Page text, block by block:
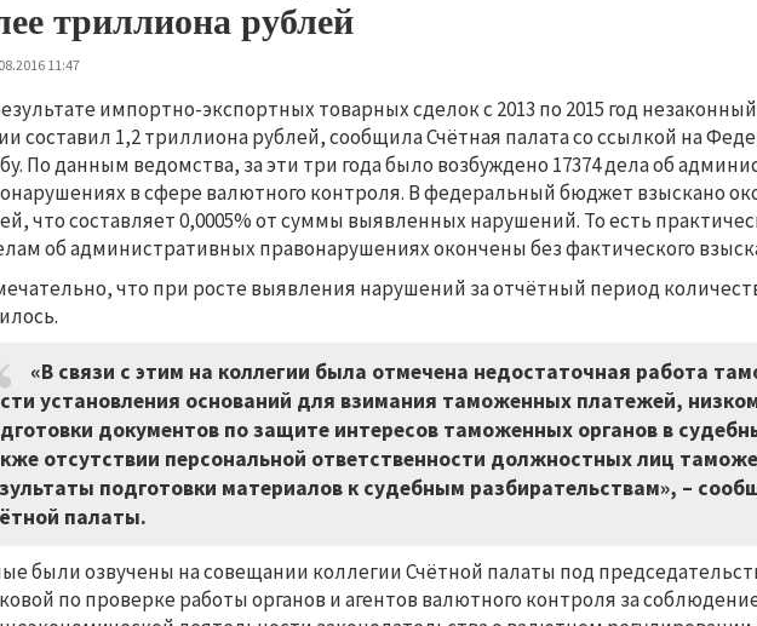
триллиона рублей
11:47
импортно-экспортных товарных сделок с 2013 по 2015 год
составил 1,2 триллиона рублей, сообщила Счётная палата со ссылкой на
По данным ведомства, за эти три года было возбуждено 17374 дела об
в сфере валютного контроля. В федеральный бюджет взыскано
что составляет 0,0005% от суммы выявленных нарушений. То есть
об административных правонарушениях окончены без фактического
что при росте выявления нарушений за отчётный период
«В связи с этим на коллегии была отмечена недостаточная работа
установления оснований для взимания таможенных платежей,
документов по защите интересов таможенных органов в
отсутствии персональной ответственности должностных лиц
подготовки материалов к судебным разбирательствам», –
палаты.
были озвучены на совещании коллегии Счётной палаты под
по проверке работы органов и агентов валютного контроля за